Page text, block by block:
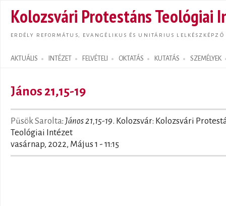
Kolozsvári Protestáns Teológiai
ERDÉLY REFORMÁTUS, EVANGÉLIKUS ÉS UNITÁRIUS LELKÉSZKÉPZŐ
AKTUÁLIS INTÉZET FELVÉTELI OKTATÁS KUTATÁS SZEMÉLYEK
Search form
János 21,15-19
Püsök Sarolta: János 21,15-19. Kolozsvár: Kolozsvári
Teológiai Intézet
vasárnap, 2022, Május 1 - 11:15